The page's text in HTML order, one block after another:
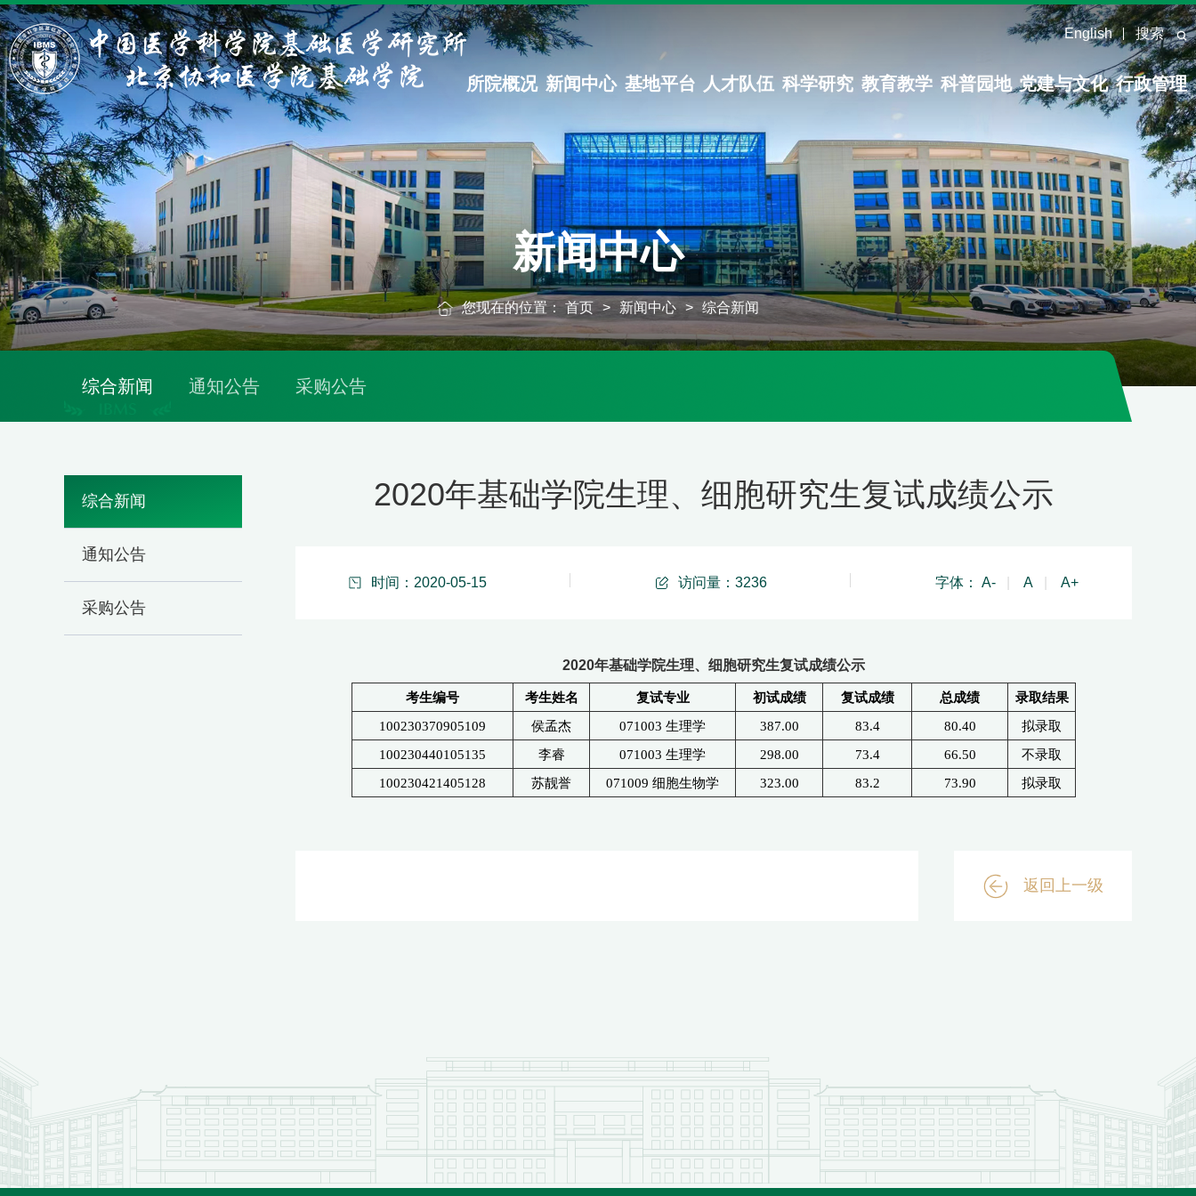
English 搜索
所院概况 新闻中心 基地平台 人才队伍 科学研究 教育教学 科普园地 党建与文化 行政管理
新闻中心
您现在的位置： 首页 > 新闻中心 > 综合新闻
综合新闻 通知公告 采购公告
综合新闻
通知公告
采购公告
2020年基础学院生理、细胞研究生复试成绩公示
时间：2020-05-15 访问量： 3236 字体： A- A A+
2020年基础学院生理、细胞研究生复试成绩公示
考生编号 考生姓名 复试专业 初试成绩 复试成绩 总成绩
录取结果
100230370905109
侯孟杰 071003 生理学 387.00 83.4 80.40
拟录取
100230440105135
李睿 071003 生理学 298.00 73.4 66.50
不录取
100230421405128
苏靓誉 071009 细胞生物学 323.00 83.2 73.90 拟录取
返回上一级